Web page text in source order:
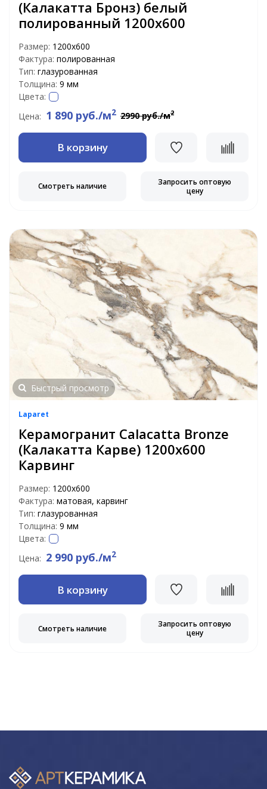
(Калакатта Бронз) белый
полированный 1200х600
Размер: 1200x600
Фактура: полированная
Тип: глазурованная
Толщина: 9 мм
Цвета:
Цена: 1 890 руб./м2 2990 руб./м2
В корзину
Смотреть наличие
Запросить оптовую
цену
Быстрый просмотр
Laparet
Керамогранит Calacatta Bronze
(Калакатта Карве) 1200х600
Карвинг
Размер: 1200x600
Фактура: матовая, карвинг
Тип: глазурованная
Толщина: 9 мм
Цвета:
Цена: 2 990 руб./м2
В корзину
Смотреть наличие
Запросить оптовую
цену